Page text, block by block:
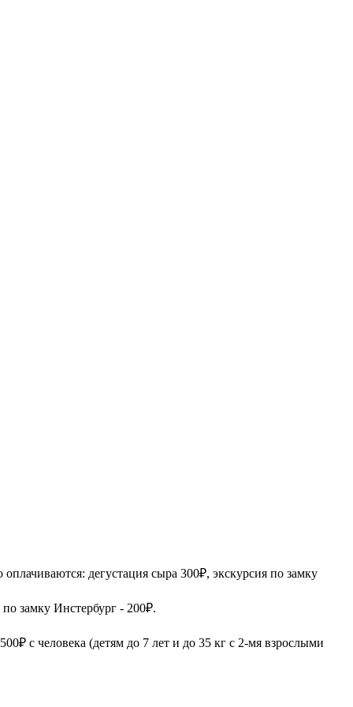
дегустация сыра 300₽, экскурсия по замку
замку Инстербург - 200₽.
с человека (детям до 7 лет и до 35 кг с 2-мя взрослыми